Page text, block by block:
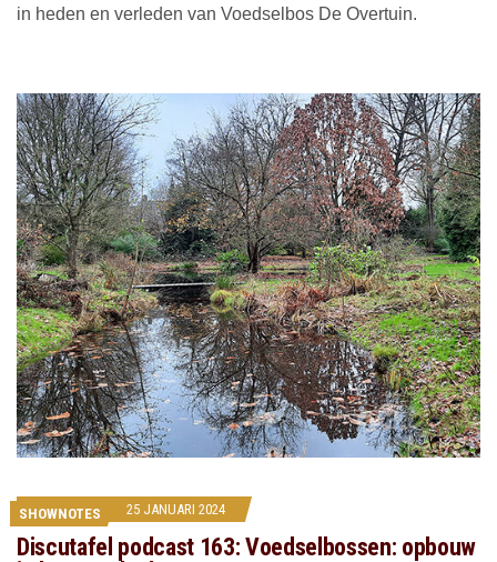
in heden en verleden van Voedselbos De Overtuin.
SHOWNOTES 25 JANUARI 2024
Discutafel podcast 163: Voedselbossen: opbouw